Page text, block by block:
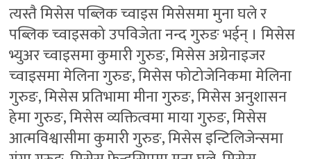
त्यस्तै मिसेस पब्लिक च्वाइस मिसेसमा मुना घले र
पब्लिक च्वाइसको उपविजेता नन्द गुरुङ भईन् । मिसेस
भ्युअर च्वाइसमा कुमारी गुरुङ, मिसेस अग्रेनाइजर
च्वाइसमा मेलिना गुरुङ, मिसेस फोटोजेनिकमा मेलिना
गुरुङ, मिसेस प्रतिभामा मीना गुरुङ, मिसेस अनुशासन
हेमा गुरुङ, मिसेस व्यक्तित्वमा माया गुरुङ, मिसेस
आत्मविश्वासीमा कुमारी गुरुङ, मिसेस इन्टिलिजेन्समा